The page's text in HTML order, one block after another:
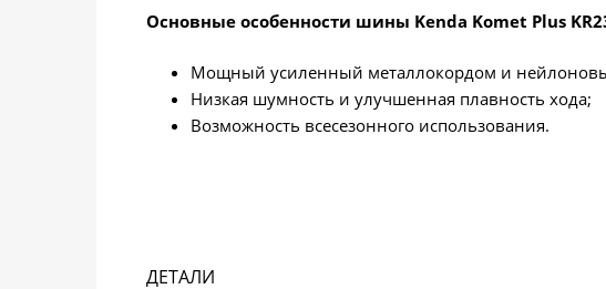
Основные особенности шины Kenda Komet Plus
Мощный усиленный металлокордом и
Низкая шумность и улучшенная плавность хода;
Возможность всесезонного использования.
ДЕТАЛИ